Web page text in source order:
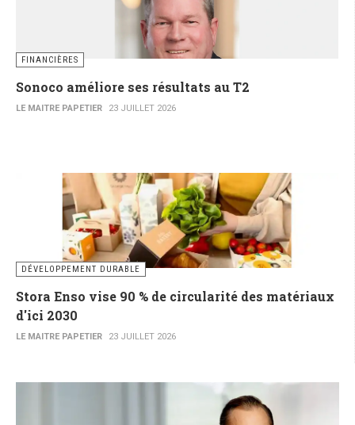
FINANCIÈRES
Sonoco améliore ses résultats au T2
LE MAITRE PAPETIER 23 JUILLET 2026
DÉVELOPPEMENT DURABLE
Stora Enso vise 90 % de circularité des matériaux
d'ici 2030
LE MAITRE PAPETIER 23 JUILLET 2026